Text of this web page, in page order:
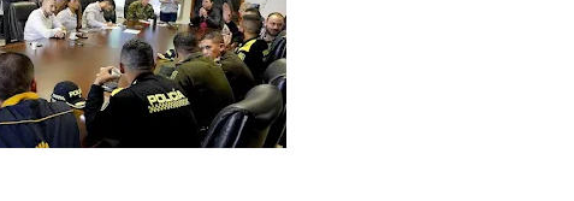
el Mecanismo Articulador Departamental para el abordaje de
tiene listo su plan de seguridad para recibir delegaciones y